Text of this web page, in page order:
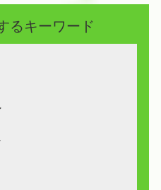
るキーワード